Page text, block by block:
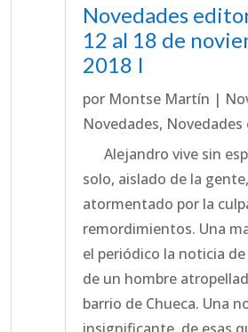
Novedades
12 al 18 de
2018 I
por Montse Martín |
Novedades,
Alejandro vive sin
solo, aislado de la gente,
atormentado por la
remordimientos. Una
el periódico la noticia
de un hombre
barrio de Chueca. Una